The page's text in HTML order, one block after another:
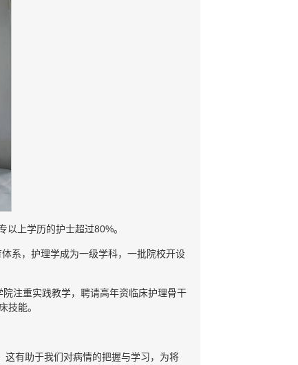
上学历的护士超过80%。
系，护理学成为一级学科，一批院校开设
注重实践教学，聘请高年资临床护理骨干
技能。
这有助于我们对病情的把握与学习，为将